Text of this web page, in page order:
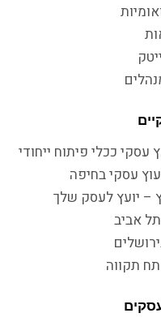
עסקי ככלי פיתוח ייחודי
עסקי בחיפה
– יועץ לעסק שלך
אביב
תקווה